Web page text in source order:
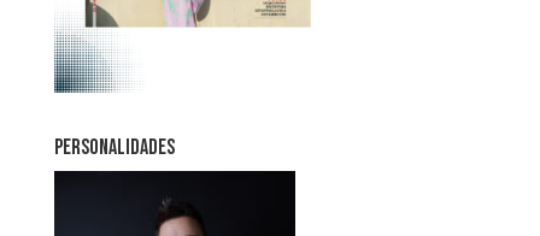
PERSONALIDADES